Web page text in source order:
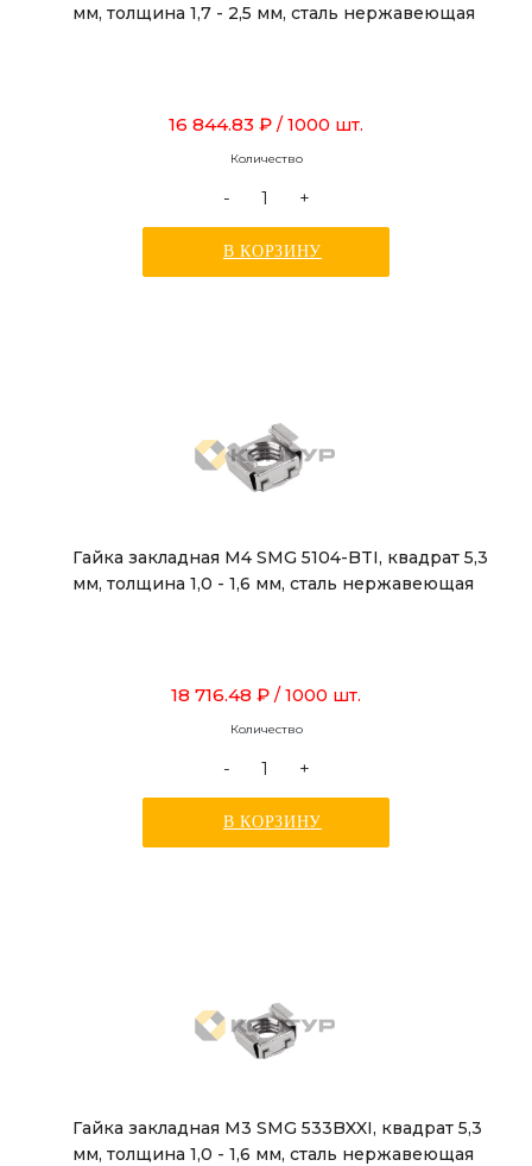
мм, толщина 1,7 - 2,5 мм, сталь нержавеющая
16 844.83 ₽ / 1000 шт.
Количество
- +
В КОРЗИНУ
Гайка закладная М4 SMG 5104-BTI, квадрат 5,3
мм, толщина 1,0 - 1,6 мм, сталь нержавеющая
18 716.48 ₽ / 1000 шт.
Количество
- +
В КОРЗИНУ
Гайка закладная М3 SMG 533BXXI, квадрат 5,3
мм, толщина 1,0 - 1,6 мм, сталь нержавеющая